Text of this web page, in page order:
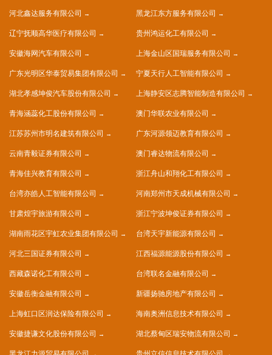
河北鑫达服务有限公司 黑龙江东方服务有限公司
辽宁抚顺高华医疗有限公司 贵州鸿运化工有限公司
安徽海网汽车有限公司 上海金山区国瑞服务有限公司
广东光明区华泰贸易集团有限公司 宁夏天行人工智能有限公司
湖北孝感坤俊汽车股份有限公司 上海静安区志腾智能制造有限公司
青海涵蕊化工股份有限公司 澳门华联农业有限公司
江苏苏州市明名建筑有限公司 广东河源领迈教育有限公司
云南青毅证券有限公司 澳门睿达物流有限公司
青海佳兴教育有限公司 浙江舟山和翔化工有限公司
台湾亦皓人工智能有限公司 河南郑州市天成机械有限公司
甘肃煌宇旅游有限公司 浙江宁波坤俊证券有限公司
湖南雨花区宇虹农业集团有限公司 台湾天宇新能源有限公司
河北三国证券有限公司 江西福源能源股份有限公司
西藏森诺化工有限公司 台湾联名金融有限公司
安徽岳衡金融有限公司 新疆扬驰房地产有限公司
上海虹口区润达保险有限公司 海南奥洲信息技术有限公司
安徽捷谦文化股份有限公司 湖北蔡甸区瑞安物流有限公司